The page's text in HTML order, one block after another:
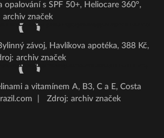
s SPF 50+, Heliocare 360°,
archiv značek
závoj, Havlíkova apotéka, 388 Kč,
archiv značek
a vitamínem A, B3, C a E, Costa
Zdroj: archiv značek